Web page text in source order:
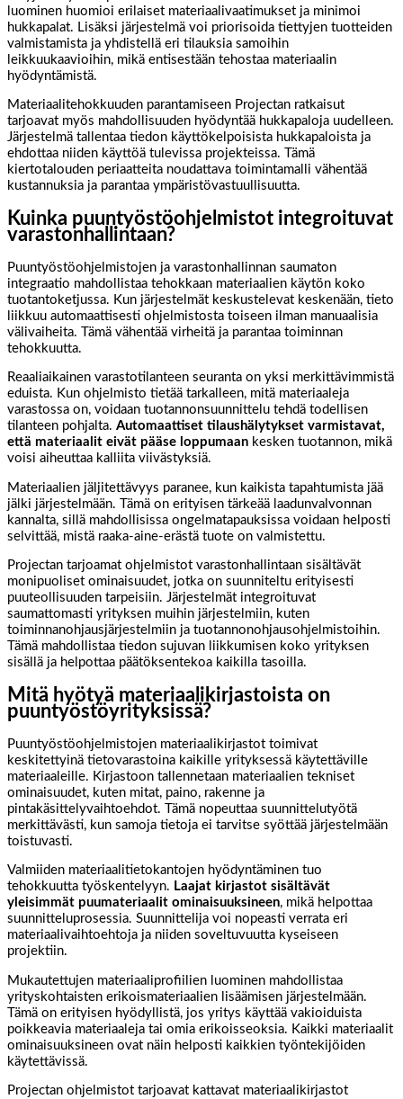
luominen huomioi erilaiset materiaalivaatimukset ja minimoi
hukkapalat. Lisäksi järjestelmä voi priorisoida tiettyjen tuotteiden
valmistamista ja yhdistellä eri tilauksia samoihin
leikkuukaavioihin, mikä entisestään tehostaa materiaalin
hyödyntämistä.
Materiaalitehokkuuden parantamiseen Projectan ratkaisut
tarjoavat myös mahdollisuuden hyödyntää hukkapaloja uudelleen.
Järjestelmä tallentaa tiedon käyttökelpoisista hukkapaloista ja
ehdottaa niiden käyttöä tulevissa projekteissa. Tämä
kiertotalouden periaatteita noudattava toimintamalli vähentää
kustannuksia ja parantaa ympäristövastuullisuutta.
Kuinka puuntyöstöohjelmistot integroituvat
varastonhallintaan?
Puuntyöstöohjelmistojen ja varastonhallinnan saumaton
integraatio mahdollistaa tehokkaan materiaalien käytön koko
tuotantoketjussa. Kun järjestelmät keskustelevat keskenään, tieto
liikkuu automaattisesti ohjelmistosta toiseen ilman manuaalisia
välivaiheita. Tämä vähentää virheitä ja parantaa toiminnan
tehokkuutta.
Reaaliaikainen varastotilanteen seuranta on yksi merkittävimmistä
eduista. Kun ohjelmisto tietää tarkalleen, mitä materiaaleja
varastossa on, voidaan tuotannonsuunnittelu tehdä todellisen
tilanteen pohjalta. Automaattiset tilaushälytykset varmistavat,
että materiaalit eivät pääse loppumaan kesken tuotannon, mikä
voisi aiheuttaa kalliita viivästyksiä.
Materiaalien jäljitettävyys paranee, kun kaikista tapahtumista jää
jälki järjestelmään. Tämä on erityisen tärkeää laadunvalvonnan
kannalta, sillä mahdollisissa ongelmatapauksissa voidaan helposti
selvittää, mistä raaka-aine-erästä tuote on valmistettu.
Projectan tarjoamat ohjelmistot varastonhallintaan sisältävät
monipuoliset ominaisuudet, jotka on suunniteltu erityisesti
puuteollisuuden tarpeisiin. Järjestelmät integroituvat
saumattomasti yrityksen muihin järjestelmiin, kuten
toiminnanohjausjärjestelmiin ja tuotannonohjausohjelmistoihin.
Tämä mahdollistaa tiedon sujuvan liikkumisen koko yrityksen
sisällä ja helpottaa päätöksentekoa kaikilla tasoilla.
Mitä hyötyä materiaalikirjastoista on
puuntyöstöyrityksissä?
Puuntyöstöohjelmistojen materiaalikirjastot toimivat
keskitettyinä tietovarastoina kaikille yrityksessä käytettäville
materiaaleille. Kirjastoon tallennetaan materiaalien tekniset
ominaisuudet, kuten mitat, paino, rakenne ja
pintakäsittelyvaihtoehdot. Tämä nopeuttaa suunnittelutyötä
merkittävästi, kun samoja tietoja ei tarvitse syöttää järjestelmään
toistuvasti.
Valmiiden materiaalitietokantojen hyödyntäminen tuo
tehokkuutta työskentelyyn. Laajat kirjastot sisältävät
yleisimmät puumateriaalit ominaisuuksineen, mikä helpottaa
suunnitteluprosessia. Suunnittelija voi nopeasti verrata eri
materiaalivaihtoehtoja ja niiden soveltuvuutta kyseiseen
projektiin.
Mukautettujen materiaaliprofiilien luominen mahdollistaa
yrityskohtaisten erikoismateriaalien lisäämisen järjestelmään.
Tämä on erityisen hyödyllistä, jos yritys käyttää vakioiduista
poikkeavia materiaaleja tai omia erikoisseoksia. Kaikki materiaalit
ominaisuuksineen ovat näin helposti kaikkien työntekijöiden
käytettävissä.
Projectan ohjelmistot tarjoavat kattavat materiaalikirjastot